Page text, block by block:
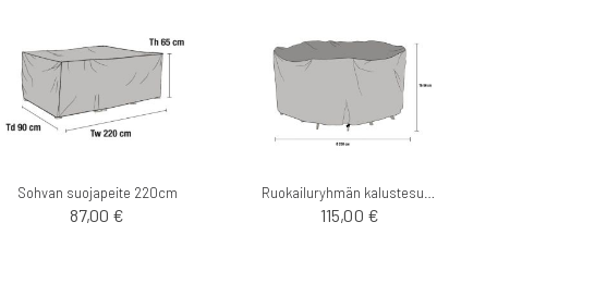
Sohvan suojapeite 220cm
87,00 € 115,00 €